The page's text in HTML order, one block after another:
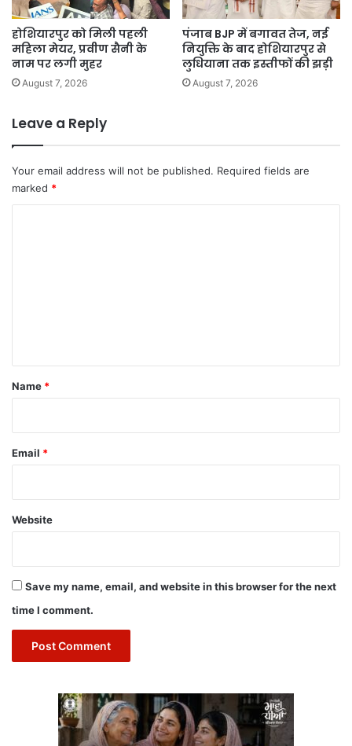
होशियारपुर को मिली पहली
महिला मेयर, प्रवीण सैनी के
नाम पर लगी मुहर
August 7, 2026
पंजाब BJP में बगावत तेज, नई
नियुक्ति के बाद होशियारपुर से
लुधियाना तक इस्तीफों की झड़ी
August 7, 2026
Leave a Reply
Your email address will not be published. Required fields are
marked *
*
Name *
Email *
Website
Save my name, email, and website in this browser for the next
time I comment.